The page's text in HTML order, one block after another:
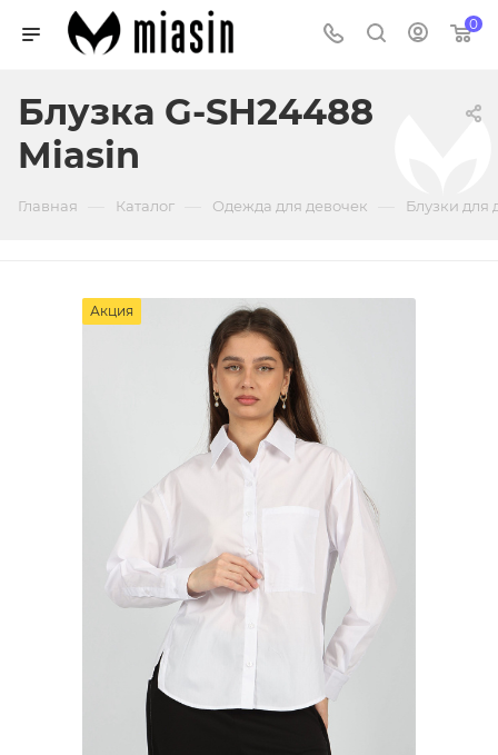
0
Блузка G-SH24488
Miasin
Главная Каталог Одежда для девочек Блузки для
Акция